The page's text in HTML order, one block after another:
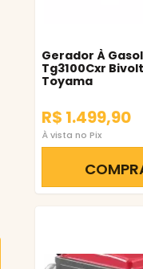
Gerador À
Tg3100Cxr
Toyama
R$ 1.499,90
À vista no Pix